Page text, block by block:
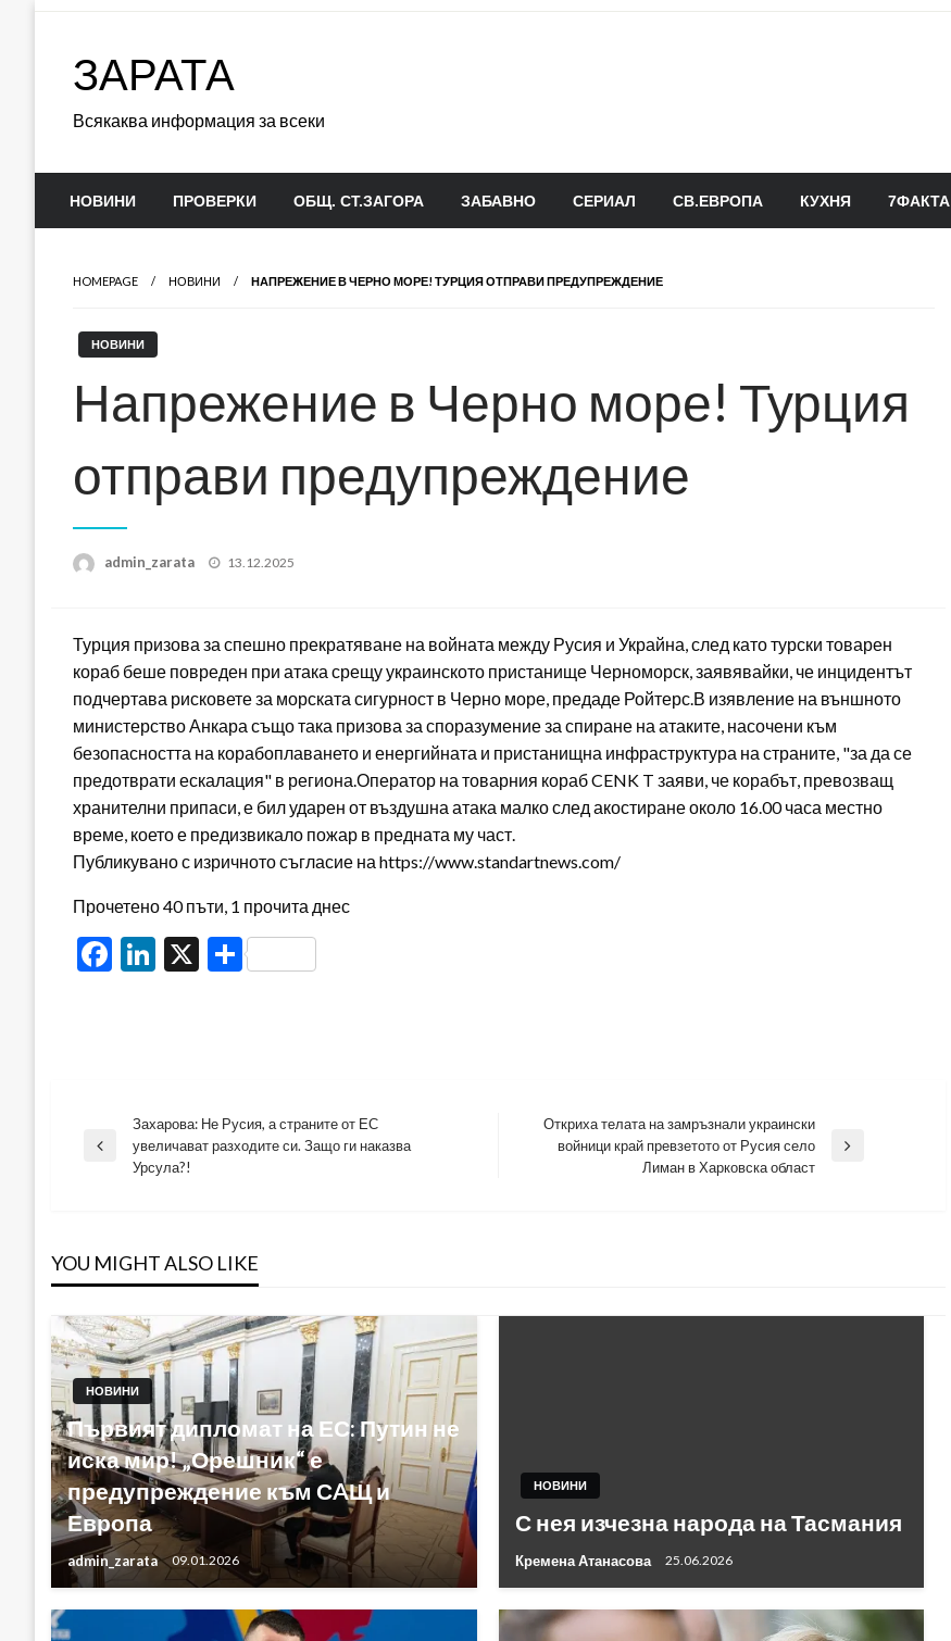
ЗАРАТА
Всякаква информация за всеки
НОВИНИ ПРОВЕРКИ ОБЩ. СТ.ЗАГОРА ЗАБАВНО СЕРИАЛ СВ.ЕВРОПА КУХНЯ 7ФАКТА
HOMEPAGE НОВИНИ НАПРЕЖЕНИЕ В ЧЕРНО МОРЕ! ТУРЦИЯ ОТПРАВИ ПРЕДУПРЕЖДЕНИЕ
НОВИНИ
Напрежение в Черно море! Турция
отправи предупреждение
admin_zarata
Posted
13.12.2025
Турция призова за спешно прекратяване на войната между Русия и Украйна, след като турски товарен
кораб беше повреден при атака срещу украинското пристанище Черноморск, заявявайки, че инцидентът
подчертава рисковете за морската сигурност в Черно море, предаде Ройтерс.В изявление на външното
министерство Анкара също така призова за споразумение за спиране на атаките, насочени към
безопасността на корабоплаването и енергийната и пристанищна инфраструктура на страните, "за да се
предотврати ескалация" в региона.Оператор на товарния кораб CENK T заяви, че корабът, превозващ
хранителни припаси, е бил ударен от въздушна атака малко след акостиране около 16.00 часа местно
време, което е предизвикало пожар в предната му част.
Публикувано с изричното съгласие на https://www.standartnews.com/
Прочетено 40 пъти, 1 прочита днес
Facebook
LinkedIn
X Share
Навигация
Previous
Захарова: Не Русия, а страните от ЕС
увеличават разходите си. Защо ги наказва
Урсула?!
Откриха телата на замръзнали украински
войници край превзетото от Русия село
Лиман в Харковска област
YOU MIGHT ALSO LIKE
НОВИНИ
Първият дипломат на ЕС: Путин не
иска мир! „Орешник“ е
предупреждение към СAЩ и
Европа
admin_zarata 09.01.2026
НОВИНИ
С нея изчезна народа на Тасмания
Кремена Атанасова 25.06.2026